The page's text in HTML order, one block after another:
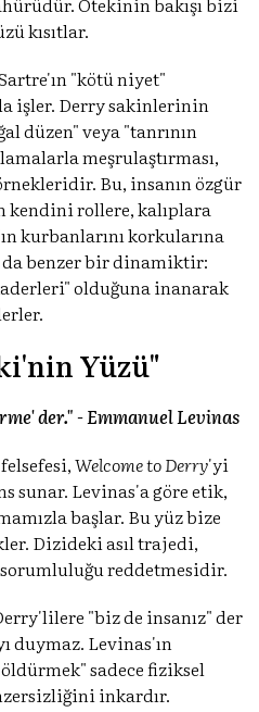
kısıtlar.
"kötü niyet"
işler. Derry sakinlerinin
düzen" veya "tanrının
meşrulaştırması,
Bu, insanın özgür
rollere, kalıplara
kurbanlarını korkularına
da benzer bir dinamiktir:
olduğuna inanarak
Yüzü"
der." - Emmanuel Levinas
Welcome to Derry'yi
sunar. Levinas'a göre etik,
başlar. Bu yüz bize
Dizideki asıl trajedi,
reddetmesidir.
"biz de insanız" der
duymaz. Levinas'ın
sadece fiziksel
inkardır.